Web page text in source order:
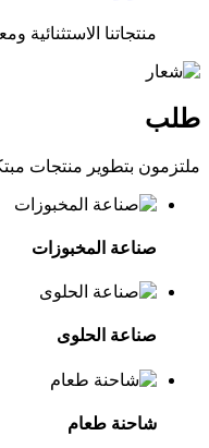
منتجاتنا الاستثنائية
طلب
ملتزمون بتطوير منتجات
صناعة المخبوزات
صناعة الحلوى
شاحنة طعام